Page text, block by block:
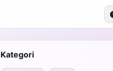
Kategori